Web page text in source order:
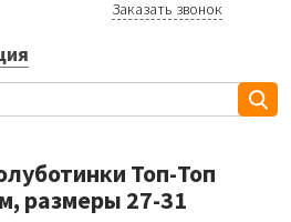
Заказать звонок
Топ-Топ
размеры 27-31